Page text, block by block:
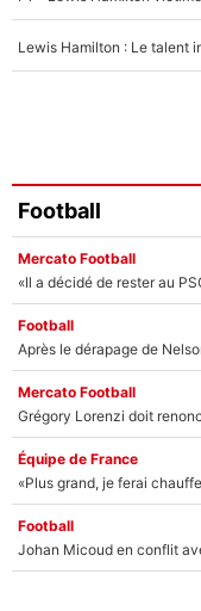
Football
Mercato Football
Football
Mercato Football
Équipe de France
Football